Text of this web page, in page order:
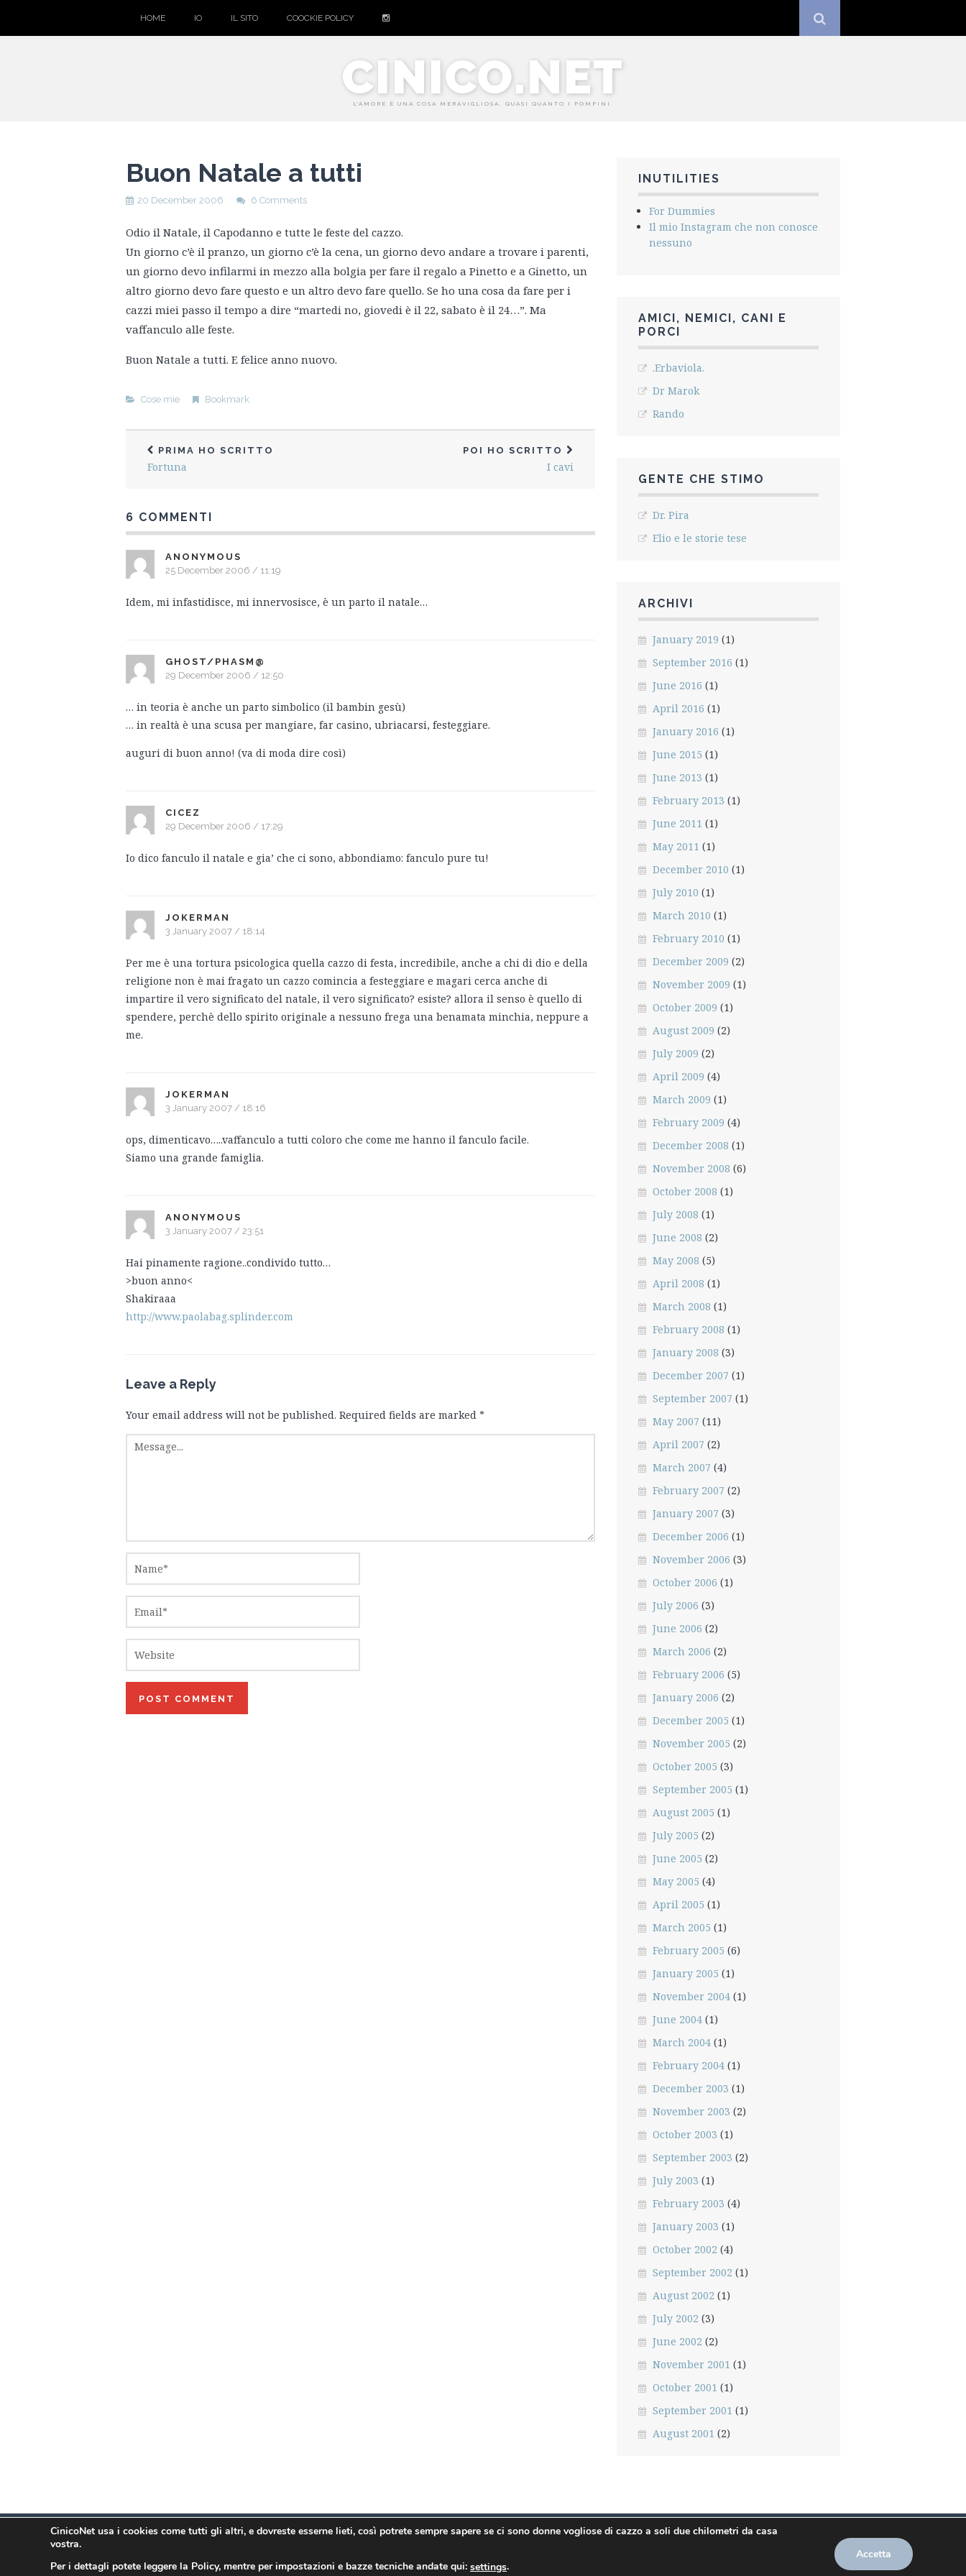
HOME IO IL SITO COOCKIE POLICY
CINICO.NET
L'AMORE È UNA COSA MERAVIGLIOSA. QUASI QUANTO I POMPINI.
Buon Natale a tutti
20 December 2006 6 Comments
Odio il Natale, il Capodanno e tutte le feste del cazzo.
Un giorno c’è il pranzo, un giorno c’è la cena, un giorno devo andare a trovare i parenti,
un giorno devo infilarmi in mezzo alla bolgia per fare il regalo a Pinetto e a Ginetto, un
altro giorno devo fare questo e un altro devo fare quello. Se ho una cosa da fare per i
cazzi miei passo il tempo a dire “martedi no, giovedi è il 22, sabato è il 24…”. Ma
vaffanculo alle feste.
Buon Natale a tutti. E felice anno nuovo.
Cose mie Bookmark
PRIMA HO SCRITTO
Fortuna
POI HO SCRITTO
I cavi
6 COMMENTI
ANONYMOUS
25 December 2006 / 11:19
Idem, mi infastidisce, mi innervosisce, è un parto il natale…
GHOST/PHASM@
29 December 2006 / 12:50
… in teoria è anche un parto simbolico (il bambin gesù)
… in realtà è una scusa per mangiare, far casino, ubriacarsi, festeggiare.
auguri di buon anno! (va di moda dire così)
CICEZ
29 December 2006 / 17:29
Io dico fanculo il natale e gia’ che ci sono, abbondiamo: fanculo pure tu!
JOKERMAN
3 January 2007 / 18:14
Per me è una tortura psicologica quella cazzo di festa, incredibile, anche a chi di dio e della
religione non è mai fragato un cazzo comincia a festeggiare e magari cerca anche di
impartire il vero significato del natale, il vero significato? esiste? allora il senso è quello di
spendere, perchè dello spirito originale a nessuno frega una benamata minchia, neppure a
me.
JOKERMAN
3 January 2007 / 18:16
ops, dimenticavo…..vaffanculo a tutti coloro che come me hanno il fanculo facile.
Siamo una grande famiglia.
ANONYMOUS
3 January 2007 / 23:51
Hai pinamente ragione..condivido tutto…
>buon anno<
Shakiraaa
http://www.paolabag.splinder.com
Leave a Reply
Your email address will not be published. Required fields are marked *
INUTILITIES
For Dummies
Il mio Instagram che non conosce
nessuno
AMICI, NEMICI, CANI E
PORCI
.Erbaviola.
Dr Marok
Rando
GENTE CHE STIMO
Dr. Pira
Elio e le storie tese
ARCHIVI
January 2019 (1)
September 2016 (1)
June 2016 (1)
April 2016 (1)
January 2016 (1)
June 2015 (1)
June 2013 (1)
February 2013 (1)
June 2011 (1)
May 2011 (1)
December 2010 (1)
July 2010 (1)
March 2010 (1)
February 2010 (1)
December 2009 (2)
November 2009 (1)
October 2009 (1)
August 2009 (2)
July 2009 (2)
April 2009 (4)
March 2009 (1)
February 2009 (4)
December 2008 (1)
November 2008 (6)
October 2008 (1)
July 2008 (1)
June 2008 (2)
May 2008 (5)
April 2008 (1)
March 2008 (1)
February 2008 (1)
January 2008 (3)
December 2007 (1)
September 2007 (1)
May 2007 (11)
April 2007 (2)
March 2007 (4)
February 2007 (2)
January 2007 (3)
December 2006 (1)
November 2006 (3)
October 2006 (1)
July 2006 (3)
June 2006 (2)
March 2006 (2)
February 2006 (5)
January 2006 (2)
December 2005 (1)
November 2005 (2)
October 2005 (3)
September 2005 (1)
August 2005 (1)
July 2005 (2)
June 2005 (2)
May 2005 (4)
April 2005 (1)
March 2005 (1)
February 2005 (6)
January 2005 (1)
November 2004(1)
June 2004(1)
March 2004(1)
February 2004(1)
December 2003 (1)
November 2003 (2)
October 2003 (1)
September 2003 (2)
July 2003 (1)
February 2003 (4)
January 2003 (1)
October 2002 (4)
September 2002 (1)
August 2002 (1)
July 2002 (3)
June 2002 (2)
November 2001 (1)
October 2001 (1)
September 2001 (1)
August 2001 (2)
Il copyright delle cose scritte su questo blog è di Matteo Avallone. E' vietata la riproduzione senza avermelo chiesto prima. E' vietata soprattutto se non citate la fonte. E'
ancora piu' vietata se ci lucrate sopra e, infine, se oltre a rubarmela andate in giro a dire di averla scritta voi vi mando l'ordine costituito sotto casa o chiamo mio fratello
grande che vi alza le mani.
CinicoNet usa i cookies come tutti gli altri, e dovreste esserne lieti, così potrete sempre sapere se ci sono donne vogliose di cazzo a soli due chilometri da casa
vostra.
Per i dettagli potete leggere la Policy, mentre per impostazioni e bazze tecniche andate qui: settings.
Accetta